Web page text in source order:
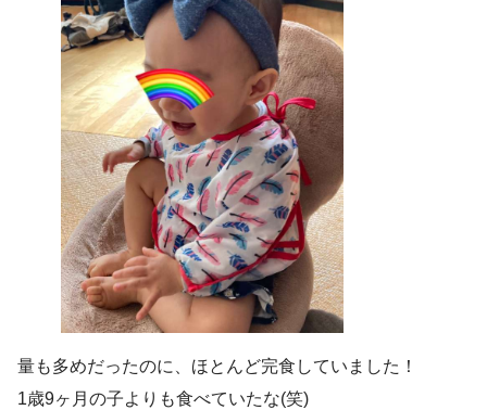
量も多めだったのに、ほとんど完食していました！
1歳9ヶ月の子よりも食べていたな(笑)